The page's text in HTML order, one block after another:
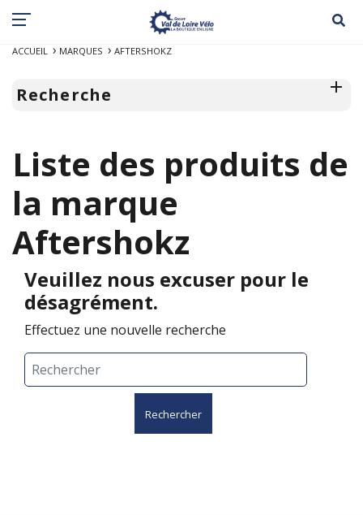
ACCUEIL MARQUES AFTERSHOKZ
Recherche
Liste des produits de
la marque
Aftershokz
Veuillez nous excuser pour le
désagrément.
Effectuez une nouvelle recherche
Rechercher